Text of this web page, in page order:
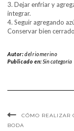
3. Dejar enfriar y
integrar.
4. Seguir agregando
Conservar bien
Autor:delriomerino
Publicado en:Sin categoría
CÓMO REALIZAR
BODA